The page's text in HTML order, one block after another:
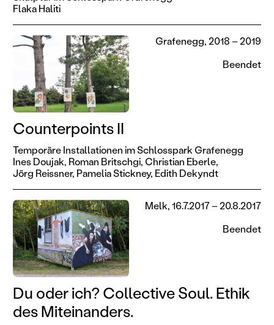
Flaka Haliti
Counterpoints II
Temporäre Installationen im Schlosspark Grafenegg
Ines Doujak, Roman Britschgi, Christian Eberle,
Jörg Reissner, Pamelia Stickney, Edith Dekyndt
Grafenegg, 2018 – 2019
Beendet
Du oder ich? Collective Soul. Ethik
des Miteinanders.
Melk, 16.7.2017 – 20.8.2017
Beendet